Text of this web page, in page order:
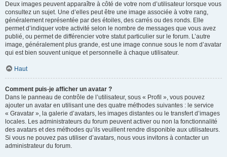
Deux images peuvent apparaître à côté de votre nom d’utilisateur lorsque vous
consultez un sujet. Une d’elles peut être une image associée à votre rang,
généralement représentée par des étoiles, des carrés ou des ronds. Elle
permet d’indiquer votre activité selon le nombre de messages que vous avez
publié, ou permet de différencier votre statut particulier sur le forum. L’autre
image, généralement plus grande, est une image connue sous le nom d’avatar
qui est bien souvent unique et personnelle à chaque utilisateur.
Haut
Comment puis-je afficher un avatar ?
Dans le panneau de contrôle de l’utilisateur, sous « Profil », vous pouvez
ajouter un avatar en utilisant une des quatre méthodes suivantes : le service
« Gravatar », la galerie d’avatars, les images distantes ou le transfert d’images
locales. Les administrateurs du forum peuvent activer ou non la fonctionnalité
des avatars et des méthodes qu’ils veuillent rendre disponible aux utilisateurs.
Si vous ne pouvez pas utiliser d’avatars, nous vous invitons à contacter un
administrateur du forum.